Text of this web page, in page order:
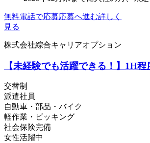
無料電話で応募応募へ進む詳しく
見る
株式会社綜合キャリアオプション
【未経験でも活躍できる！】1H
交替制
派遣社員
自動車・部品・バイク
軽作業・ピッキング
社会保険完備
女性活躍中